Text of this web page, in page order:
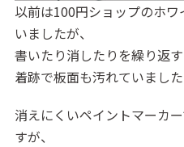
以前は100円ショップのホ
いましたが、
書いたり消したりを繰り返
着跡で板面も汚れていました
消えにくいペイントマーカ
すが、